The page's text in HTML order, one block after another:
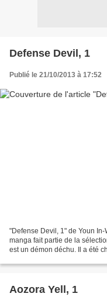
Defense Devil, 1
Publié le 21/10/2013 à 17:52
"Defense Devil, 1" de Youn
manga fait partie de la
est un démon déchu. Il a été
Aozora Yell, 1